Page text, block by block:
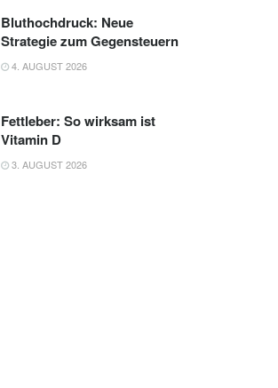
Bluthochdruck: Neue
Strategie zum Gegensteuern
4. AUGUST 2026
Fettleber: So wirksam ist
Vitamin D
3. AUGUST 2026